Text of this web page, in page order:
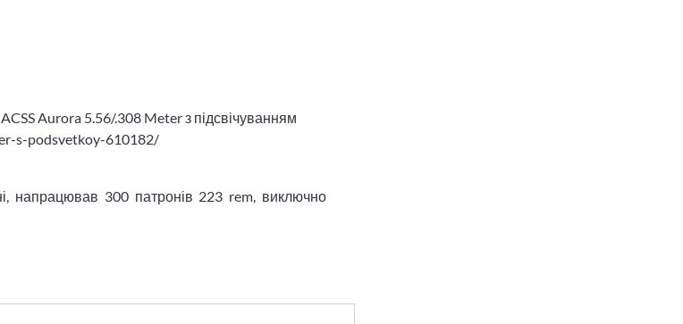
Aurora 5.56/.308 Meter з підсвічуванням
s-podsvetkoy-610182/
напрацював 300 патронів 223 rem, виключно